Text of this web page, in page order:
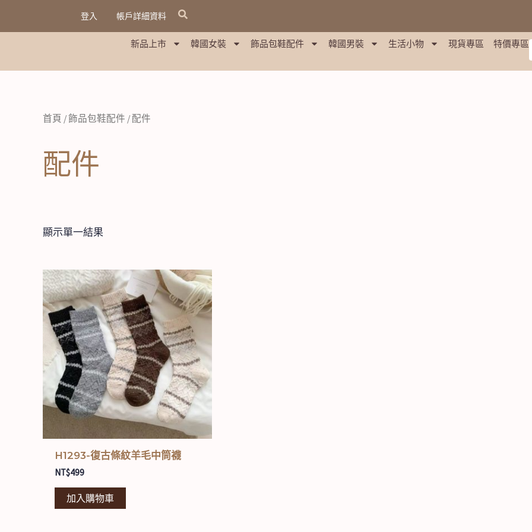
內
登入 帳戶詳細資料
新品上市 韓國女裝 飾品包鞋配件 韓國男裝 生活小物 現貨專區 特價專區
首頁 /飾品包鞋配件 / 配件
配件
顯示單一結果
H1293-復古條紋羊毛中筒襪
NT$499
加入購物車